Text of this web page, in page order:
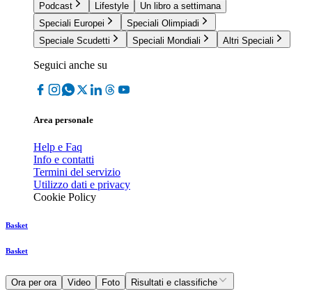
Podcast
Lifestyle
Un libro a settimana
Speciali Europei
Speciali Olimpiadi
Speciale Scudetti
Speciali Mondiali Altri Speciali
Seguici anche su
Area personale
Help e Faq
Info e contatti
Termini del servizio
Utilizzo dati e privacy
Cookie Policy
Basket
Basket
Ora per ora Video Foto Risultati e classifiche